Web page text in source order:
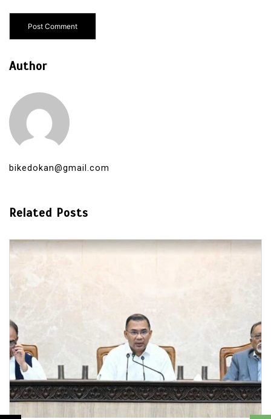
Author
bikedokan@gmail.com
Related Posts